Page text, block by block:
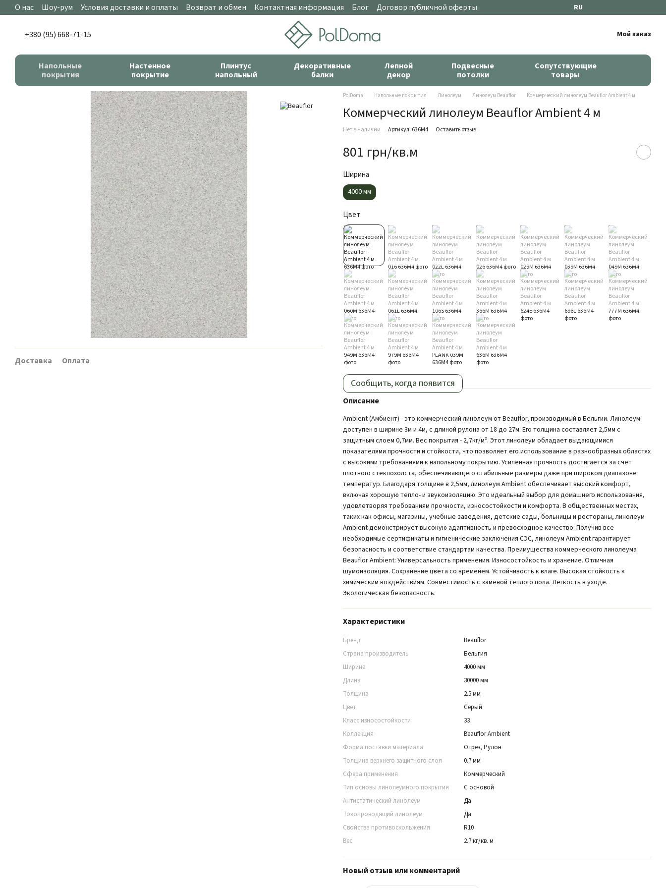
Перейти к основному контенту
О нас Шоу-рум Условия доставки и оплаты Возврат и обмен Контактная информация Блог Договор публичной оферты RU
+380 (95) 668-71-15 Мой заказ
Напольные
покрытия
Настенное
покрытие
Плинтус
напольный
Декоративные
балки
Лепной
декор
Подвесные
потолки
Сопутствующие
товары
Доставка Оплата
PolDoma Напольные покрытия Линолеум Линолеум Beauflor Коммерческий линолеум Beauflor Ambient 4 м
Коммерческий линолеум Beauflor Ambient 4 м
Нет в наличии Артикул: 636M4 Оставить отзыв
801 грн/кв.м
Ширина
4000 мм
Цвет
Сообщить, когда появится
Описание
Ambient (Амбиент) - это коммерческий линолеум от Beauflor, производимый в Бельгии. Линолеум
доступен в ширине 3м и 4м, с длиной рулона от 18 до 27м. Его толщина составляет 2,5мм с
защитным слоем 0,7мм. Вес покрытия - 2,7кг/м². Этот линолеум обладает выдающимися
показателями прочности и стойкости, что позволяет его использование в разнообразных областях
с высокими требованиями к напольному покрытию. Усиленная прочность достигается за счет
плотного стеклохолста, обеспечивающего стабильные размеры даже при широком диапазоне
температур. Благодаря толщине в 2,5мм, линолеум Ambient обеспечивает высокий комфорт,
включая хорошую тепло- и звукоизоляцию. Это идеальный выбор для домашнего использования,
удовлетворяя требованиям прочности, износостойкости и комфорта. В общественных местах,
таких как офисы, магазины, учебные заведения, детские сады, больницы и рестораны, линолеум
Ambient демонстрирует высокую адаптивность и превосходное качество. Получив все
необходимые сертификаты и гигиенические заключения СЭС, линолеум Ambient гарантирует
безопасность и соответствие стандартам качества. Преимущества коммерческого линолеума
Beauflor Ambient: Универсальность применения. Износостойкость и хранение. Отличная
шумоизоляция. Сохранение цвета со временем. Устойчивость к влаге. Высокая стойкость к
химическим воздействиям. Совместимость с заменой теплого пола. Легкость в уходе.
Экологическая безопасность.
Характеристики
Бренд
Beauflor
Страна производитель
Бельгия
Ширина
4000 мм
Длина
30000 мм
Толщина
2.5 мм
Цвет
Серый
Класс износостойкости
33
Коллекция
Beauflor Ambient
Форма поставки материала
Отрез, Рулон
Толщина верхнего защитного слоя
0.7 мм
Сфера применения
Коммерческий
Тип основы линолеумного покрытия
С основой
Антистатический линолеум
Да
Токопроводящий линолеум
Да
Свойства противоскольжения
R10
Вес
2.7 кг/кв. м
Новый отзыв или комментарий